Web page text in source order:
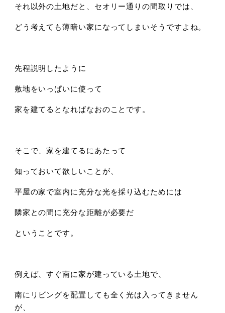
それ以外の土地だと、セオリー通りの間取りでは、
どう考えても薄暗い家になってしまいそうですよね。
先程説明したように
敷地をいっぱいに使って
家を建てるとなればなおのことです。
そこで、家を建てるにあたって
知っておいて欲しいことが、
平屋の家で室内に充分な光を採り込むためには
隣家との間に充分な距離が必要だ
ということです。
例えば、すぐ南に家が建っている土地で、
南にリビングを配置しても全く光は入ってきません
が、